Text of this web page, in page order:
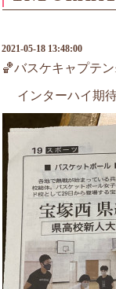
2021-05-18 13:48:00
🏀バスケキャプテ
インターハイ期